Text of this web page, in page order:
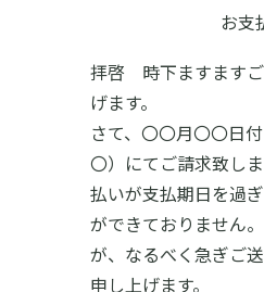
お支
拝啓 時下ますます
げます。
さて、〇〇月〇〇日
〇）にてご請求致し
払いが支払期日を過
ができておりません
が、なるべく急ぎご
申し上げます。